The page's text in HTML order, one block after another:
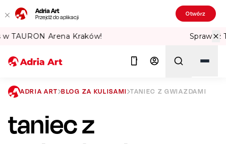
Adria Art
Przejdź do aplikacji Otwórz
Sprawdź Teatralne Lato w PKiN! 🏛️
ADRIA ART BLOG ZA KULISAMI TANIEC Z GWIAZDAMI
taniec z